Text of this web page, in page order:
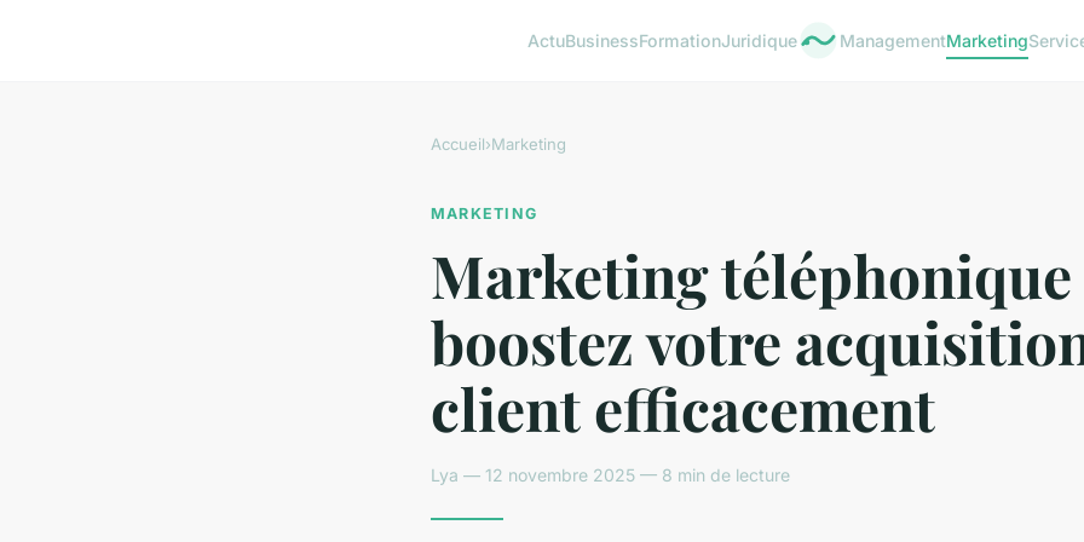
ActuBusinessFormationJuridique ManagementMarketing
Accueil›Marketing
MARKETING
Marketing téléphonique
boostez votre
client efficacement
Lya — 12 novembre 2025 — 8 min de lecture